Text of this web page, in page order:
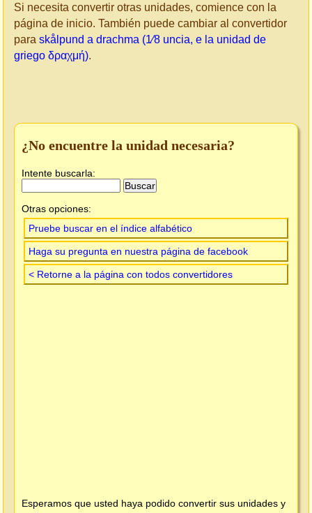
Si necesita convertir otras unidades, comience con la
página de inicio. También puede cambiar al convertidor
para skålpund a drachma (1⁄8 uncia, e la unidad de
griego δραχμή).
¿No encuentre la unidad necesaria?
Intente buscarla:
Otras opciones:
Pruebe buscar en el índice alfabético
Haga su pregunta en nuestra página de facebook
< Retorne a la página con todos convertidores
Esperamos que usted haya podido convertir sus unidades y